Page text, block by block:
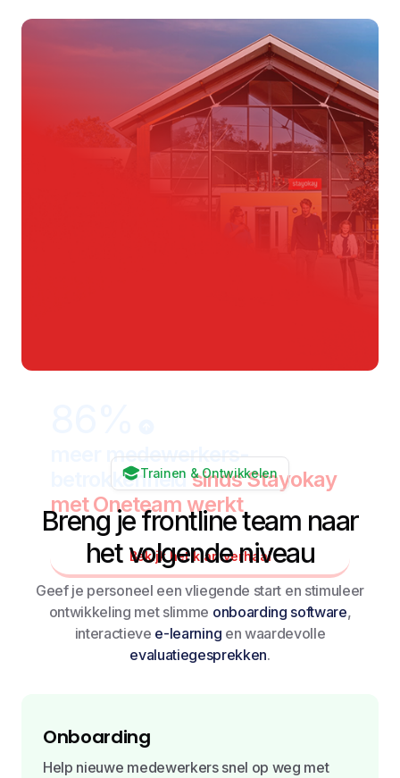
meer medewerkers-
betrokkenheid sinds Stayokay
met Oneteam werkt
Bekijk het klantverhaal
Trainen & Ontwikkelen
Breng je frontline team naar
het volgende niveau
Geef je personeel een vliegende start en stimuleer
ontwikkeling met slimme onboarding software,
interactieve e-learning en waardevolle
evaluatiegesprekken.
Onboarding
Help nieuwe medewerkers snel op weg met